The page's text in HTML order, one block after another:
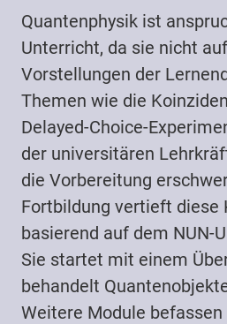
Quantenphysik ist
Unterricht, da sie nicht
Vorstellungen der
Themen wie die
Delayed-Choice-
der universitären
die Vorbereitung
Fortbildung vertieft diese
basierend auf dem NUN-
Sie startet mit einem
behandelt
Weitere Module